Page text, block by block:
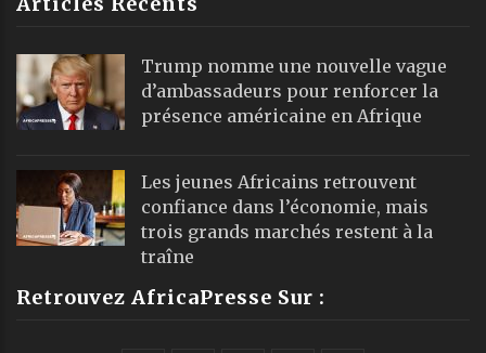
Trump nomme une nouvelle vague
d’ambassadeurs pour renforcer la
présence américaine en Afrique
Les jeunes Africains retrouvent
confiance dans l’économie, mais
trois grands marchés restent à la
traîne
Retrouvez AfricaPresse Sur :